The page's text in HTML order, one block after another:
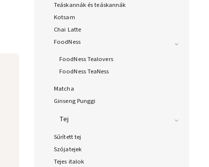
Teáskannák és teáskannák
Kotsam
Chai Latte
FoodNess
FoodNess Tealovers
FoodNess TeaNess
Matcha
Ginseng Punggi
Tej
Sűrített tej
Szójatejek
Tejes italok